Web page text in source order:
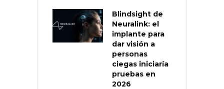
Blindsight de
Neuralink: el
implante para
dar visión a
personas
ciegas iniciaría
pruebas en
2026